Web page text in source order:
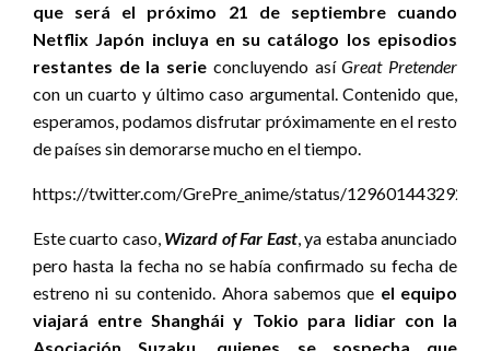
que será el próximo 21 de septiembre cuando
Netflix Japón incluya en su catálogo los episodios
restantes de la serie concluyendo asíGreat Pretender
con un cuarto y último caso argumental. Contenido que,
esperamos, podamos disfrutar próximamente en el resto
de países sin demorarse mucho en el tiempo.
https://twitter.com/GrePre_anime/status/
Este cuarto caso, Wizard of Far East, ya estaba anunciado
pero hasta la fecha no se había confirmado su fecha de
estreno ni su contenido. Ahora sabemos que el equipo
viajará entre Shanghái y Tokio para lidiar con la